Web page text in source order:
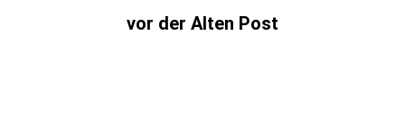
vor der Alten Post